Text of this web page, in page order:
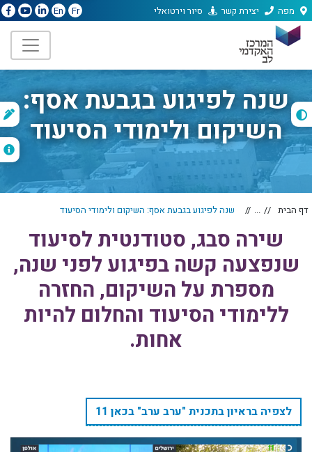
מפה יצירת קשר סיור וירטואלי Fr
En
שנה לפיגוע בגבעת אסף:
השיקום ולימודי הסיעוד
דף הבית ... שנה לפיגוע בגבעת אסף: השיקום ולימודי הסיעוד
שירה סבג, סטודנטית לסיעוד
שנפצעה קשה בפיגוע לפני שנה,
מספרת על השיקום, החזרה
ללימודי הסיעוד והחלום להיות
אחות.
לצפיה בראיון בתכנית "ערב ערב" בכאן 11